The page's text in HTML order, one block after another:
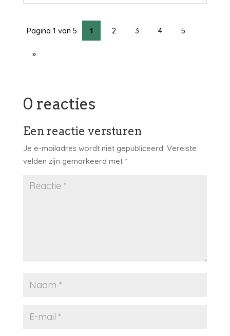
Pagina 1 van 5 1 2 3 4 5
»
0 reacties
Een reactie versturen
Je e-mailadres wordt niet gepubliceerd. Vereiste
velden zijn gemarkeerd met *